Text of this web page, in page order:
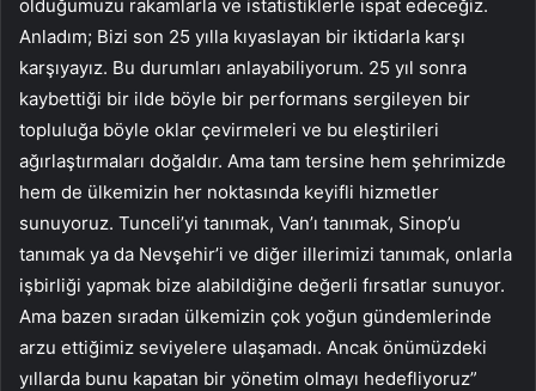
olduğumuzu rakamlarla ve istatistiklerle ispat edeceğiz.
Anladım; Bizi son 25 yılla kıyaslayan bir iktidarla karşı
karşıyayız. Bu durumları anlayabiliyorum. 25 yıl sonra
kaybettiği bir ilde böyle bir performans sergileyen bir
topluluğa böyle oklar çevirmeleri ve bu eleştirileri
ağırlaştırmaları doğaldır. Ama tam tersine hem şehrimizde
hem de ülkemizin her noktasında keyifli hizmetler
sunuyoruz. Tunceli’yi tanımak, Van’ı tanımak, Sinop’u
tanımak ya da Nevşehir’i ve diğer illerimizi tanımak, onlarla
işbirliği yapmak bize alabildiğine değerli fırsatlar sunuyor.
Ama bazen sıradan ülkemizin çok yoğun gündemlerinde
arzu ettiğimiz seviyelere ulaşamadı. Ancak önümüzdeki
yıllarda bunu kapatan bir yönetim olmayı hedefliyoruz”